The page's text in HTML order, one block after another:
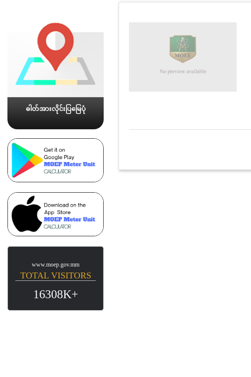
ဓါတ်အားလိုင်းပြမြေပုံ
www.moep.gov.mm
TOTAL VISITORS
16308K+